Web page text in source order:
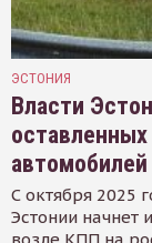
ЭСТОНИЯ
Власти
автомобилей
С октября 2025
Эстонии начнет